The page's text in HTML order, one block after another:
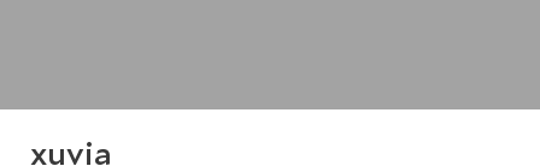
xuvia